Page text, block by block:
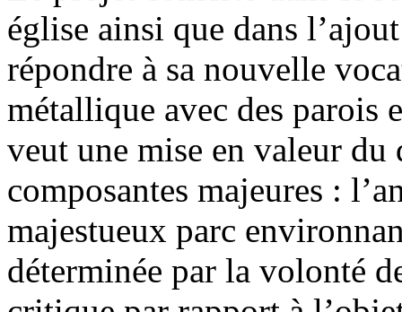
église ainsi que dans
répondre à sa nouvelle
métallique avec des parois
veut une mise en valeur du
composantes majeures :
majestueux parc
déterminée par la volonté